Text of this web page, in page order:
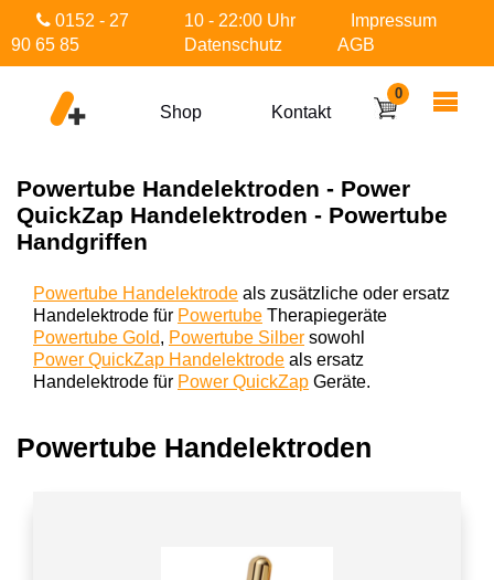
0152 - 27
90 65 85
10 - 22:00 Uhr
Impressum
Datenschutz
AGB
Shop Kontakt
0
Powertube Handelektroden - Power
QuickZap Handelektroden - Powertube
Handgriffen
Powertube Handelektrode als zusätzliche oder ersatz
Handelektrode für Powertube Therapiegeräte
Powertube Gold, Powertube Silber sowohl
Power QuickZap Handelektrode als ersatz
Handelektrode für Power QuickZap Geräte.
Powertube Handelektroden